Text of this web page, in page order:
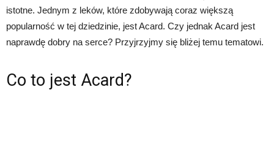
istotne. Jednym z leków, które zdobywają coraz większą
popularność w tej dziedzinie, jest Acard. Czy jednak Acard jest
naprawdę dobry na serce? Przyjrzyjmy się bliżej temu tematowi.
Co to jest Acard?